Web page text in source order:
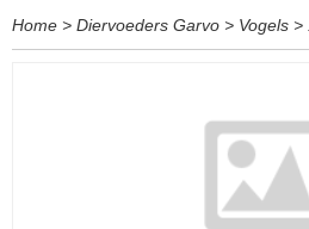
Home > Diervoeders Garvo > Vogels >